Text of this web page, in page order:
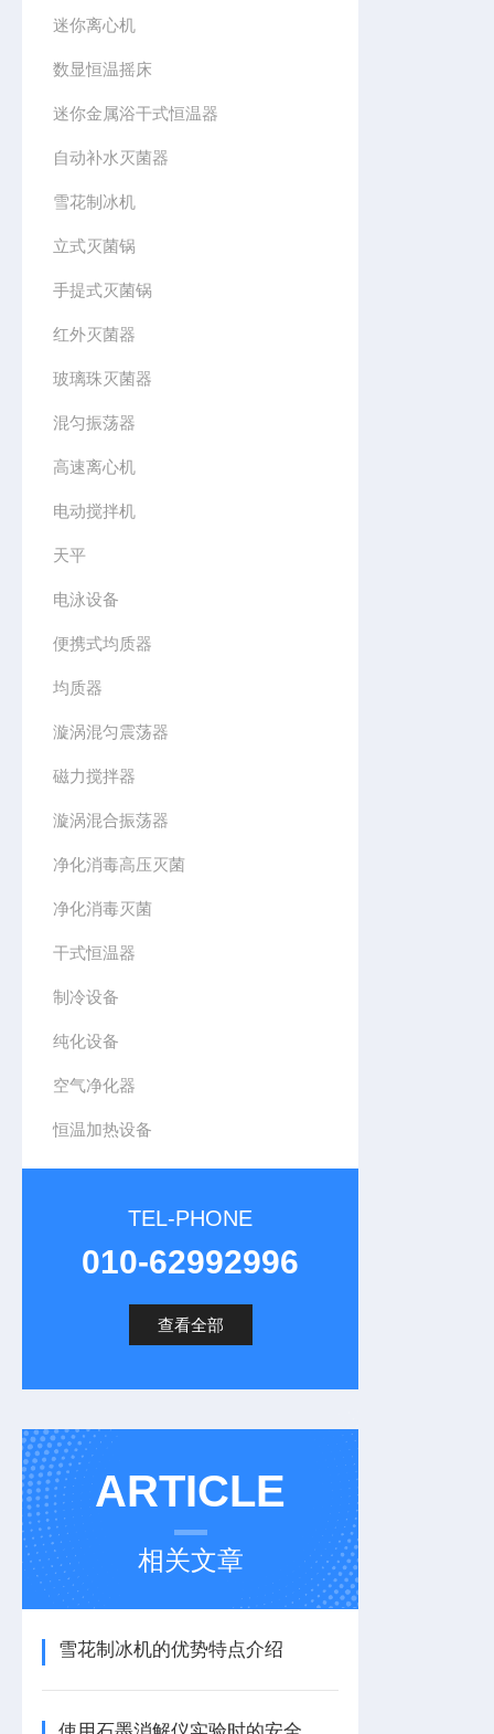
迷你离心机
数显恒温摇床
迷你金属浴干式恒温器
自动补水灭菌器
雪花制冰机
立式灭菌锅
手提式灭菌锅
红外灭菌器
玻璃珠灭菌器
混匀振荡器
高速离心机
电动搅拌机
天平
电泳设备
便携式均质器
均质器
漩涡混匀震荡器
磁力搅拌器
漩涡混合振荡器
净化消毒高压灭菌
净化消毒灭菌
干式恒温器
制冷设备
纯化设备
空气净化器
恒温加热设备
TEL-PHONE
010-62992996
查看全部
ARTICLE
相关文章
雪花制冰机的优势特点介绍